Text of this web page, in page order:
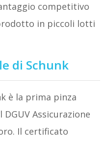
competitivo
in piccoli lotti
di Schunk
è la prima pinza
Assicurazione
Il certificato